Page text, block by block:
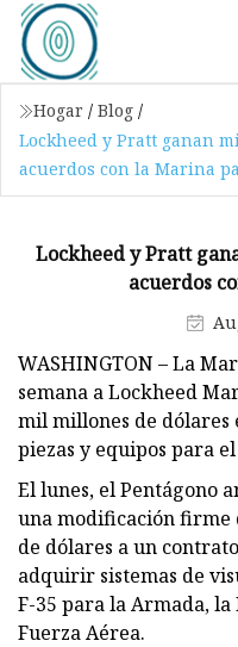
Hogar / Blog /
Lockheed y Pratt ganan
acuerdos con la Marina
Lockheed y Pratt
acuerdos
WASHINGTON – La
semana a Lockheed
mil millones de
piezas y equipos para
El lunes, el Pentágono
una modificación firme
de dólares a un
adquirir sistemas de
F-35 para la Armada,
Fuerza Aérea.